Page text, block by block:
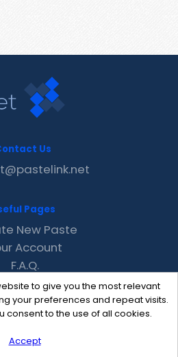
to give you the most relevant
your preferences and repeat visits.
consent to the use of all cookies.
Accept
Us
Pages
New Paste
Account
F.A.Q.
Recent
Contact